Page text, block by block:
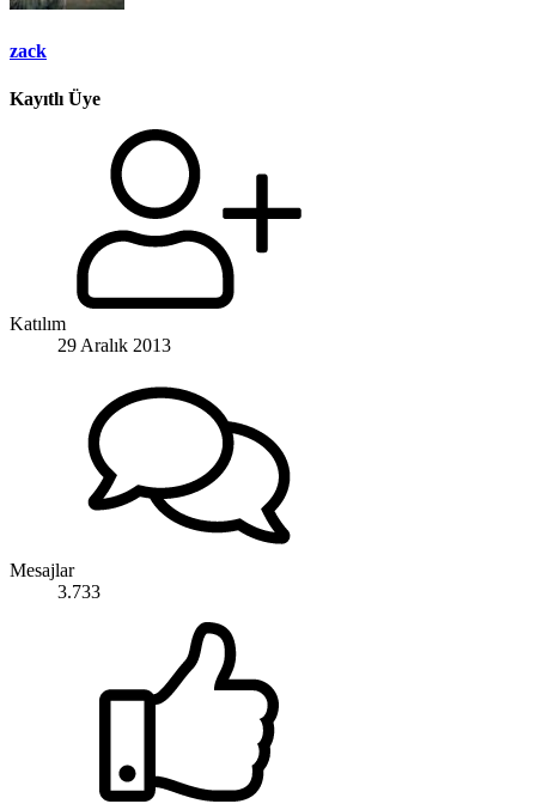
zack
Kayıtlı Üye
Katılım
29 Aralık 2013
Mesajlar
3.733